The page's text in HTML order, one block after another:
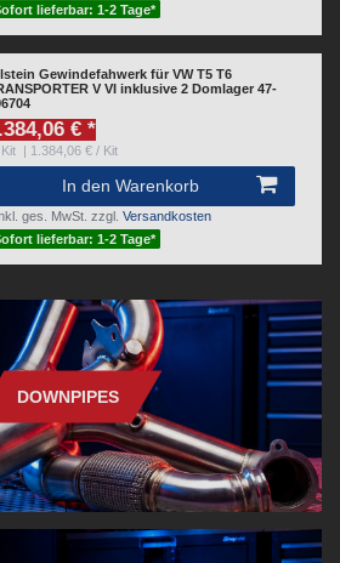
lieferbar: 1-2 Tage*
Gewindefahwerk für VW T5 T6
V VI inklusive 2 Domlager 47-
€ *
Kit | 1.384,06 € / Kit
In den Warenkorb
ges. MwSt. zzgl.Versandkosten
lieferbar: 1-2 Tage*
DOWNPIPES